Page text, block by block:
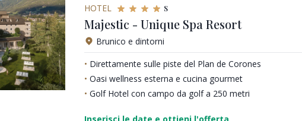
HOTEL s
Majestic - Unique Spa Resort
Brunico e dintorni
Direttamente sulle piste del Plan de Corones
Oasi wellness esterna e cucina gourmet
Golf Hotel con campo da golf a 250 metri